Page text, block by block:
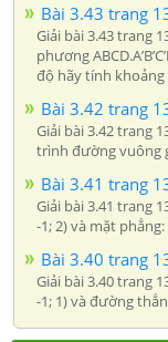
Bài 3.43 trang
Giải bài 3.43 trang
phương
độ hãy tính khoảng
Bài 3.42 trang
Giải bài 3.42 trang
trình đường vuông
Bài 3.41 trang
Giải bài 3.41 trang
-1; 2) và mặt phẳng:
Bài 3.40 trang
Giải bài 3.40 trang
-1; 1) và đường